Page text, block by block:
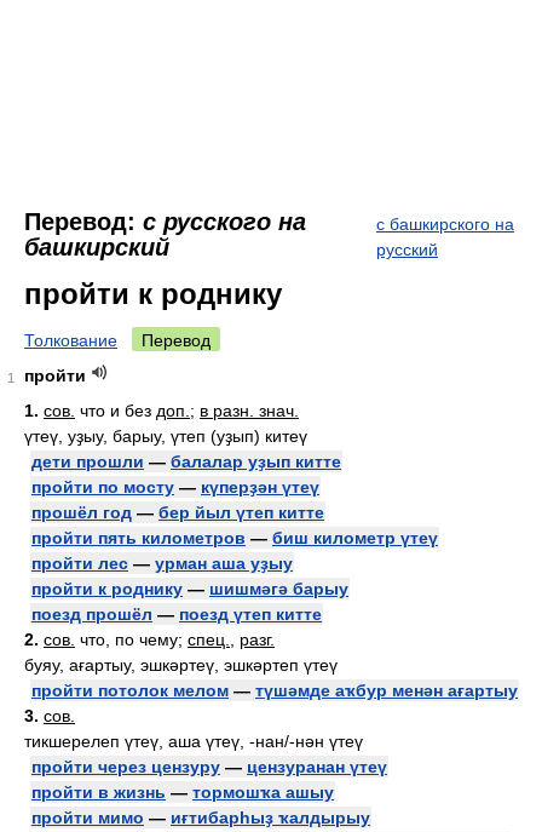
Перевод: с русского на
башкирский
с башкирского на
русский
пройти к роднику
Толкование Перевод
1
пройти
1. сов. что и без доп. ; в разн. знач.
үтеү, уҙыу, барыу, үтеп (уҙып) китеү
дети прошли — балалар уҙып китте
пройти по мосту — күперҙән үтеү
прошёл год — бер йыл үтеп китте
пройти пять километров — биш километр үтеү
пройти лес — урман аша уҙыу
пройти к роднику — шишмәгә барыу
поезд прошёл — поезд үтеп китте
2. сов. что, по чему; спец.
разг.
буяу, ағартыу, эшкәртеү, эшкәртеп үтеү
пройти потолок мелом — түшәмде аҡбур менән ағартыу
3. сов.
тикшерелеп үтеү, аша үтеү, -нан/-нән үтеү
пройти через цензуру — цензуранан үтеү
пройти в жизнь — тормошҡа ашыу
пройти мимо — иғтибарһыҙ ҡалдырыу